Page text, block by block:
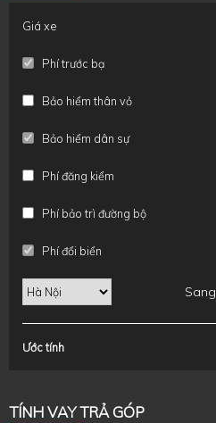
Giá xe
Phí trước bạ
Bảo hiểm thân vỏ
Bảo hiểm dân sự
Phí đăng kiểm
Phí bảo trì đường bộ
Phí đổi biển
Sang
Ước tính
TÍNH VAY TRẢ GÓP